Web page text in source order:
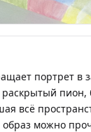
портрет в
пион,
всё
можно